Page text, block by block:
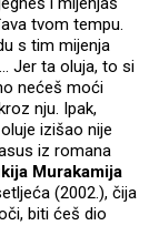
tvom tempu.
s tim mijenja
Jer ta oluja, to si
nećeš moći
nju. Ipak,
izišao nije
iz romana
Murakamija
(2002.), čija
biti ćeš dio